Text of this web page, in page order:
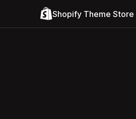
Shopify Theme Store